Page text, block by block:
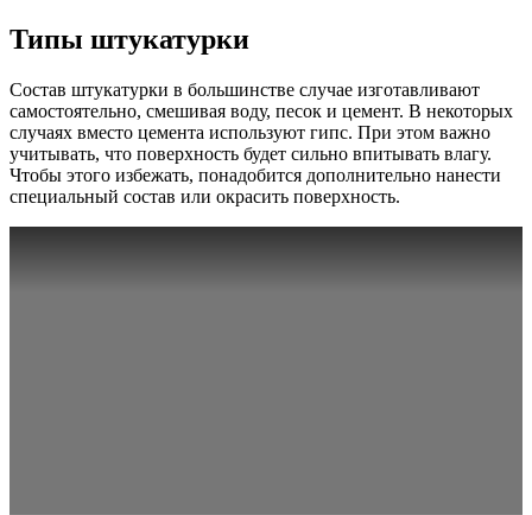
Типы штукатурки
Состав штукатурки в большинстве случае изготавливают
самостоятельно, смешивая воду, песок и цемент. В некоторых
случаях вместо цемента используют гипс. При этом важно
учитывать, что поверхность будет сильно впитывать влагу.
Чтобы этого избежать, понадобится дополнительно нанести
специальный состав или окрасить поверхность.